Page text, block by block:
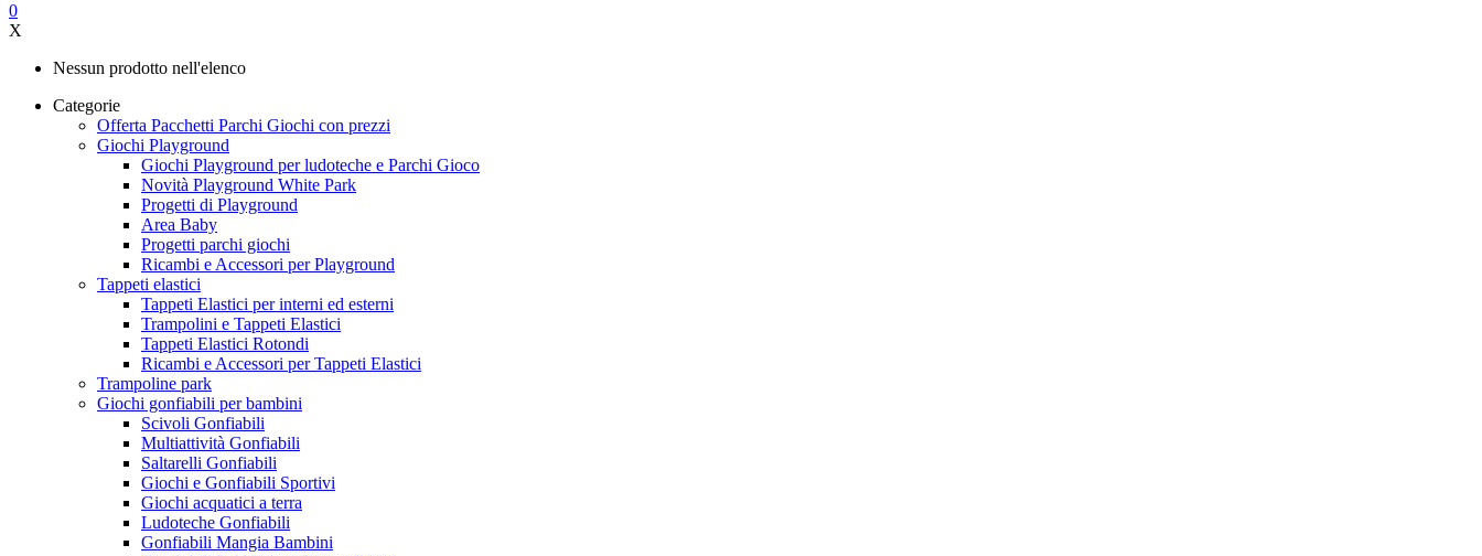
0
X
Nessun prodotto nell'elenco
Categorie
Offerta Pacchetti Parchi Giochi con prezzi
Giochi Playground
Giochi Playground per ludoteche e Parchi Gioco
Novità Playground White Park
Progetti di Playground
Area Baby
Progetti parchi giochi
Ricambi e Accessori per Playground
Tappeti elastici
Tappeti Elastici per interni ed esterni
Trampolini e Tappeti Elastici
Tappeti Elastici Rotondi
Ricambi e Accessori per Tappeti Elastici
Trampoline park
Giochi gonfiabili per bambini
Scivoli Gonfiabili
Multiattività Gonfiabili
Saltarelli Gonfiabili
Giochi e Gonfiabili Sportivi
Giochi acquatici a terra
Ludoteche Gonfiabili
Gonfiabili Mangia Bambini